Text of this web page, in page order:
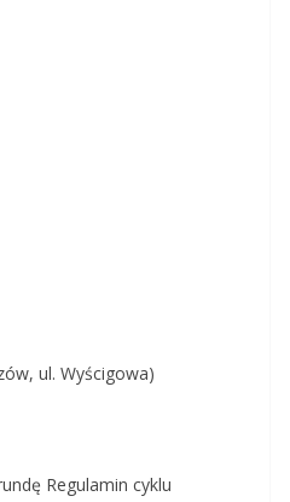
ul. Wyścigowa)
Regulamin cyklu